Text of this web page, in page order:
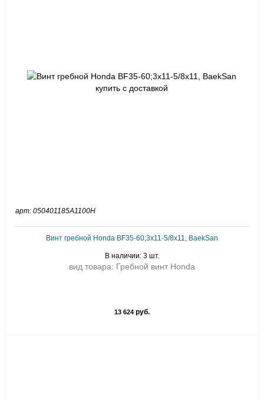
арт: 050401185A1100H
Винт гребной Honda BF35-60;3x11-5/8x11, BaekSan
В наличии: 3 шт.
вид товара: Гребной винт Honda
13 624 руб.